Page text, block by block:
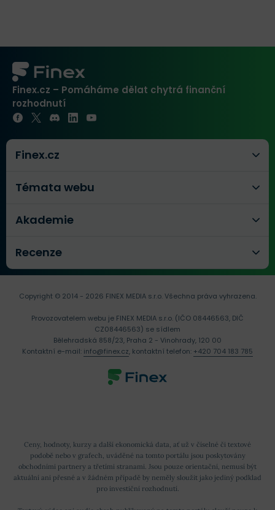
Finex.cz – Pomáháme dělat chytrá finanční
rozhodnutí
Finex.cz
Témata webu
Akademie
Recenze
Ceny, hodnoty, kurzy a další ekonomická data, ať už v číselné či textové
podobě nebo v grafech, uváděné na tomto portálu jsou poskytovány
obchodními partnery a třetími stranami. Jsou pouze orientační, nemusí být
aktuální ani přesné a v žádném případě by neměly sloužit jako jediný podklad
pro investiční rozhodnutí.
Copyright © 2014 - 2026 FINEX MEDIA s.r.o.Všechna práva vyhrazena.
Provozovatelem webu je FINEX MEDIA s.r.o. (IČO 08446563, DIČ
CZ08446563) se sídlem
Bělehradská 858/23, Praha 2 - Vinohrady, 120 00
Kontaktní e-mail: info@finex.cz, kontaktní telefon: +420 704 183 785